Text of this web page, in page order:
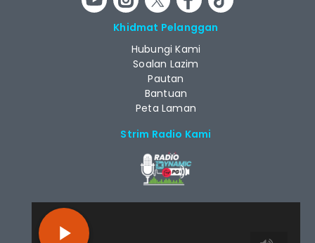
Khidmat Pelanggan
Hubungi Kami
Soalan Lazim
Pautan
Bantuan
Peta Laman
Strim Radio Kami